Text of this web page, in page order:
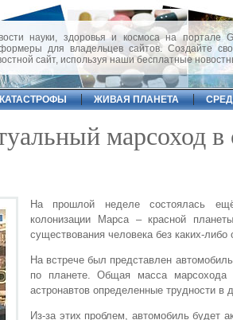
науки, здоровья и космоса на портале
для владельцев сайтов. Создайте
сайт, используя наши бесплатные
КАТАСТРОФЫ ЖИВАЯ ПЛАНЕТА
марсоход в
На прошлой неделе состоялась
колонизации Марса – красной
существования человека без каких-либо
На встрече был представлен
по планете. Общая масса
астронавтов определенные трудности в
Из-за этих проблем, автомобиль будет